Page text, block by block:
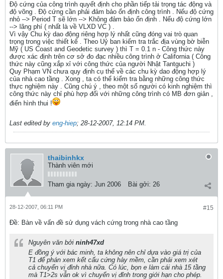
Độ cứng của công trình quyết định cho phần tiếp tải trọng tác động và
độ võng . Độ cứng cần phải đảm bảo ổn định công trình . Nếu độ cứng
nhỏ --> Period T sẽ lớn --> Không đảm bảo ổn định . Nếu độ cứng lớn
--> lãng phí ( nhất là về VLXD VC ) .
Vì vậy Chu kỳ dao động riêng hợp lý nhất cũng đóng vai trò quan
trọng trong việc thiết kế . Theo Uỷ ban kiểm tra trắc địa vùng bờ biễn
Mỹ ( US Coast and Geodetic survey ) thì T = 0.1 n - Công thức này
được xác định trên cơ sở đo đạc nhiều công trình ở California ( Công
thức này cũng xắp xỉ với công thức của người Nhật Tantguchi )
Quy Phạm VN chưa quy định cụ thể về các chu kỳ dao động hợp lý
của nhà cao tầng . Xong , ta có thể kiểm tra bằng những công thức
thực nghiệm này . Cũng chú ý , theo một số người có kinh nghiệm thì
công thức này chỉ phù hợp đối với những công trình có MB đơn giản ,
điển hình thui !
Last edited by eng-hiep; 28-12-2007, 12:14 PM.
thaibinhkx
Thành viên mới
Tham gia ngày: Jun 2006 Bài gởi: 26
#15
28-12-2007, 06:11 PM
Ðề: Bàn về vấn đề sử dụng vách cứng trong nhà cao tầng
Nguyên văn bởi ninh47xd
E đồng ý với bác minh, ta không nên chỉ dựa vào giá trị của
T1 để phán xem kết cấu cứng hày mềm, cần phải xem xét
cả chuyển vị đỉnh nhà nữa. Có lúc, bọn e làm cái nhà 15 tầng
mà T1>2s vẫn ok vì chuyển vị đỉnh trong giới hạn cho phép.